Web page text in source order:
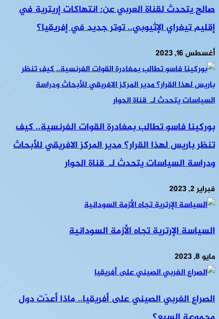
صالح يتحدث لقناة العربي عن: انتهاكات إريترية في
إقليم تيغراي الإثيوبي.. توتر جديد في إفريقيا؟
أغسطس 16, 2023
بوركينا فاسو تطالب بمغادرة القوات الفرنسية.. كيف
تنظر باريس لهذا القرار؟ مدير المركز الافريقي للأبحاث
ودراسة السياسات يتحدث لـ قناة الحوار
فبراير 2, 2023
السياسة الإرترية تجاه الأزمة السودانية
مايو 8, 2023
الصراع الغربي الصيني على أفريقيا.. ماذا أعدّت دول